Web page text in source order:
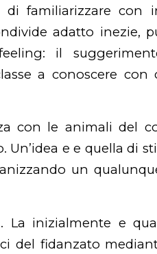
di familiarizzare con
adatto inezie,
il
a conoscere
con le animali del
e e quella di
un
La inizialmente e
del fidanzato